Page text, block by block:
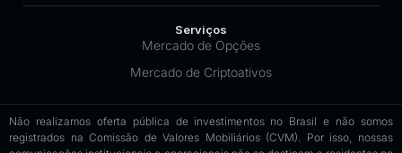
Serviços
Mercado de Opções
Mercado de Criptoativos
Não realizamos oferta pública de investimentos no Brasil e não somos
registrados na Comissão de Valores Mobiliários (CVM). Por isso, nossas